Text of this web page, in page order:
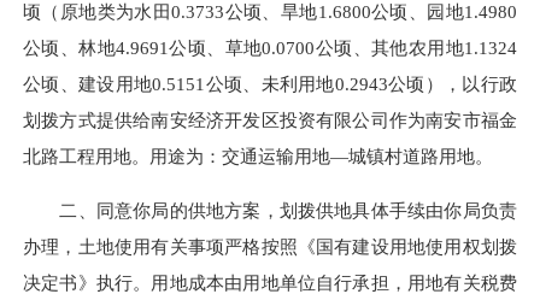
顷（原地类为水田0.3733公顷、旱地1.6800公顷、园地1.4980
公顷、林地4.9691公顷、草地0.0700公顷、其他农用地1.1324
公顷、建设用地0.5151公顷、未利用地0.2943公顷），以行政
划拨方式提供给南安经济开发区投资有限公司作为南安市福金
北路工程用地。用途为：交通运输用地—城镇村道路用地。
二、同意你局的供地方案，划拨供地具体手续由你局负责
办理，土地使用有关事项严格按照《国有建设用地使用权划拨
决定书》执行。用地成本由用地单位自行承担，用地有关税费